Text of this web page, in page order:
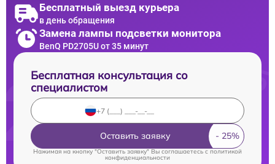
Бесплатный выезд курьера
в день обращения
Замена лампы подсветки монитора
BenQ PD2705U от 35 минут
Бесплатная консультация со
специалистом
Оставить заявку
Нажимая на кнопку "Оставить заявку" Вы соглашаетесь cполитикой
конфиденциальности